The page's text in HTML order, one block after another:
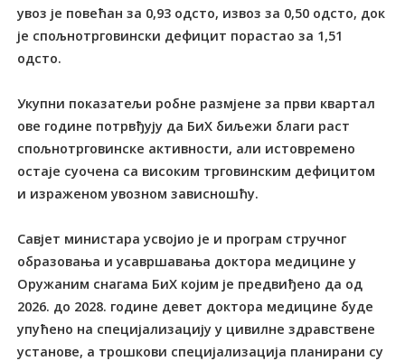
увоз је повећан за 0,93 одсто, извоз за 0,50 одсто, док
је спољнотрговински дефицит порастао за 1,51
одсто.
Укупни показатељи робне размјене за први квартал
ове године потрвђују да БиХ биљежи благи раст
спољнотрговинске активности, али истовремено
остаје суочена са високим трговинским дефицитом
и израженом увозном зависношћу.
Савјет министара усвојио је и програм стручног
образовања и усавршавања доктора медицине у
Оружаним снагама БиХ којим је предвиђено да од
2026. до 2028. године девет доктора медицине буде
упућено на специјализацију у цивилне здравствене
установе, а трошкови специјализација планирани су